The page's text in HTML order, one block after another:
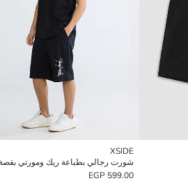
XSIDE
شورت رجالي بطباعة ريك ومورتي بقصة
599.00 EGP